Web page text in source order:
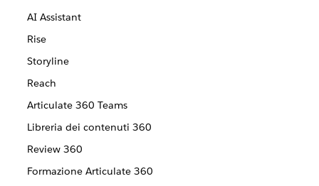
AI Assistant
Rise
Storyline
Reach
Articulate 360 Teams
Libreria dei contenuti 360
Review 360
Formazione Articulate 360